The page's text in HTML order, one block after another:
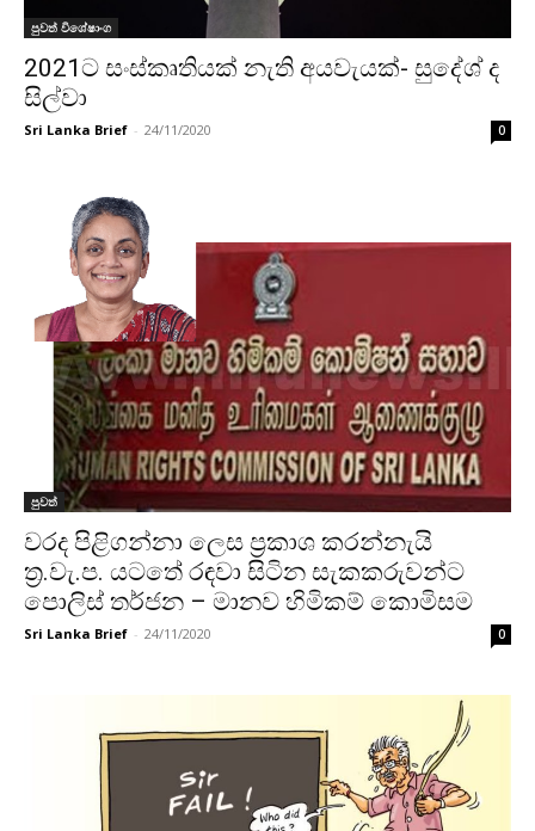
පුවත් විශේෂාංග
2021ට සංස්කෘතියක් නැති අයවැයක්- සුදේශ් ද
සිල්වා
Sri Lanka Brief - 24/11/2020 0
පුවත්
වරද පිළිගන්නා ලෙස ප්‍රකාශ කරන්නැයි
ත්‍ර.වැ.ප. යටතේ රඳවා සිටින සැකකරුවන්ට
පොලිස් තර්ජන – මානව හිමිකම් කොමිසම
Sri Lanka Brief - 24/11/2020 0